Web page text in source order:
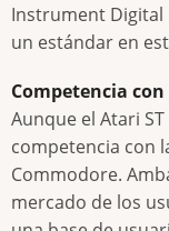
Instrument Digital
un estándar en
Competencia
Aunque el Atari
competencia con
Commodore.
mercado de los